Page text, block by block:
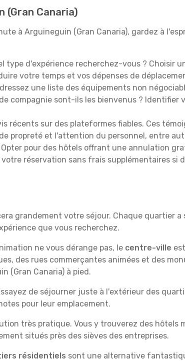
(Gran Canaria)
à Arguineguin (Gran Canaria), gardez à
type d'expérience recherchez-vous ? Choisir
votre temps et vos dépenses de
une liste des équipements non
compagnie sont-ils les bienvenus ? Identifier
récents sur des plateformes fiables. Ces
propreté et l'attention du personnel, entre
pour des hôtels offrant une annulation
réservation sans frais supplémentaires si
grandement votre séjour. Chaque quartier a
que vous recherchez.
ne vous dérange pas, le centre-ville
des rues commerçantes animées et des
(Gran Canaria) à pied.
de séjourner juste à l'extérieur des
pour leur emplacement.
très pratique. Vous y trouverez des hôtels
situés près des sièves des entreprises.
résidentiels sont une alternative